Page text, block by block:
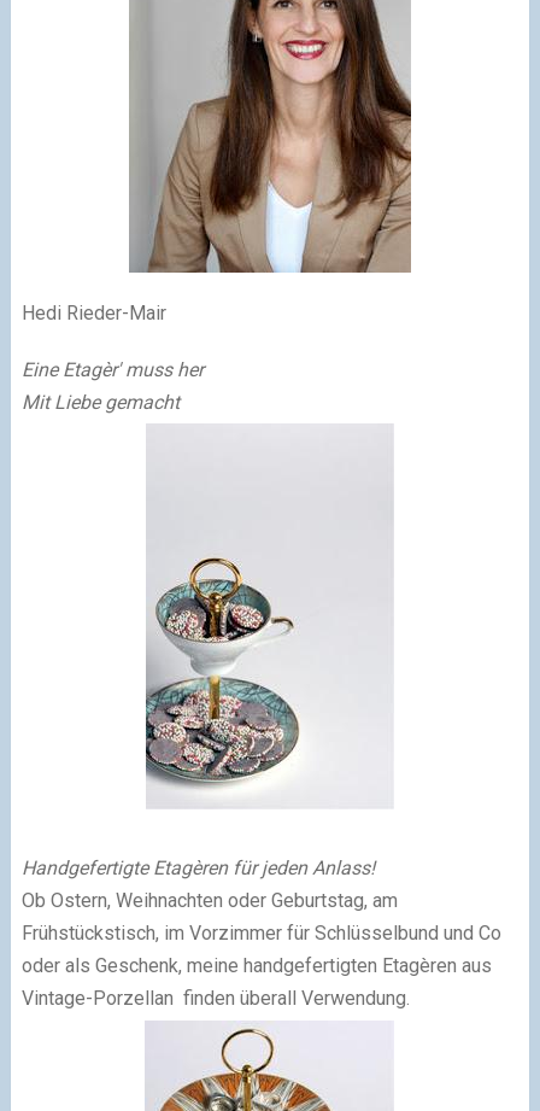
Hedi Rieder-Mair
Eine Etagèr' muss her
Mit Liebe gemacht
Handgefertigte Etagèren für jeden Anlass!
Ob Ostern, Weihnachten oder Geburtstag, am
Frühstückstisch, im Vorzimmer für Schlüsselbund und Co
oder als Geschenk, meine handgefertigten Etagèren aus
Vintage-Porzellan finden überall Verwendung.